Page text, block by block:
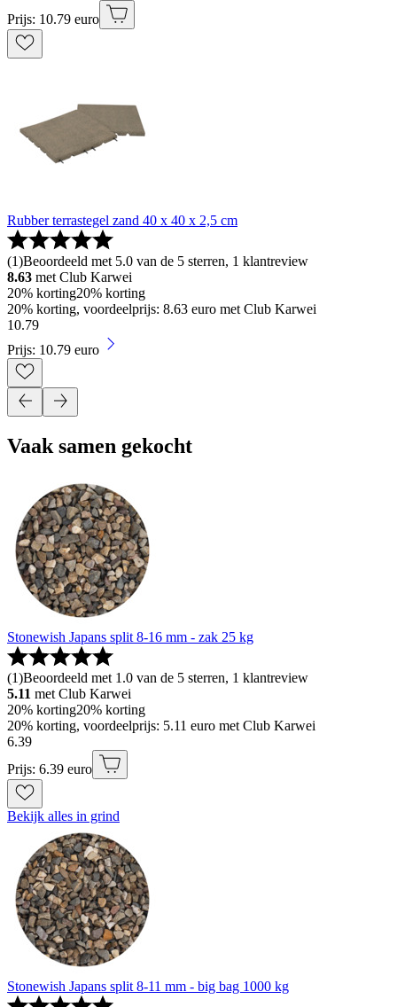
Prijs: 10.79 euro
Rubber terrastegel zand 40 x 40 x 2,5 cm
(1)Beoordeeld met 5.0 van de 5 sterren, 1 klantreview
8.63 met Club Karwei
20% korting20% korting
20% korting, voordeelprijs: 8.63 euro met Club Karwei
10.79
Prijs: 10.79 euro
Vaak samen gekocht
Stonewish Japans split 8-16 mm - zak 25 kg
(1)Beoordeeld met 1.0 van de 5 sterren, 1 klantreview
5.11 met Club Karwei
20% korting20% korting
20% korting, voordeelprijs: 5.11 euro met Club Karwei
6.39
Prijs: 6.39 euro
Bekijk alles in grind
Stonewish Japans split 8-11 mm - big bag 1000 kg